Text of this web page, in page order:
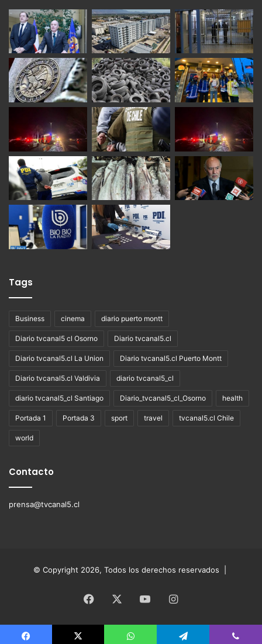
Tags
Business cinema diario puerto montt
Diario tvcanal5 cl Osorno Diario tvcanal5.cl
Diario tvcanal5.cl La Union Diario tvcanal5.cl Puerto Montt
Diario tvcanal5.cl Valdivia diario tvcanal5_cl
diario tvcanal5_cl Santiago Diario_tvcanal5_cl_Osorno health
Portada 1 Portada 3 sport travel tvcanal5.cl Chile
world
Contacto
prensa@tvcanal5.cl
© Copyright 2026, Todos los derechos reservados |
Facebook YouTubeInstagram